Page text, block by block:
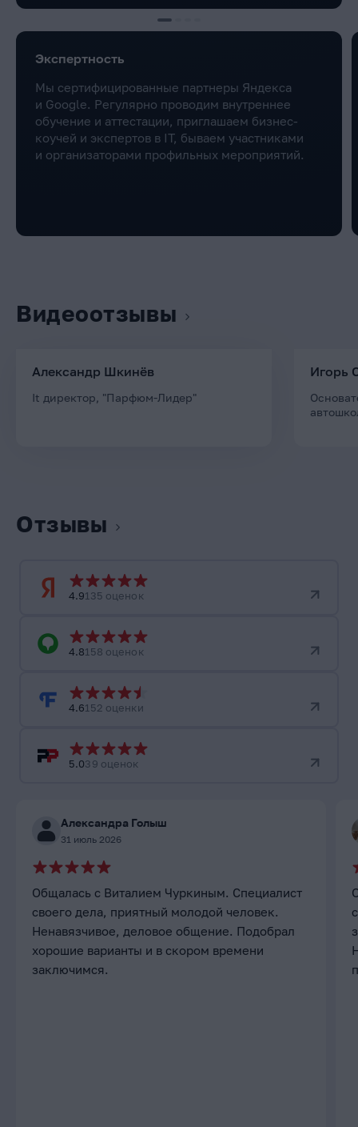
Экспертность
Мы сертифицированные партнеры Яндекса
и Google. Регулярно проводим внутреннее
обучение и аттестации, приглашаем бизнес-
коучей и экспертов в IT, бываем участниками
и организаторами профильных мероприятий.
Видеоотзывы
Александр Шкинёв
It директор, "Парфюм-Лидер"
Игорь
Отзывы
4.9135 оценок
4.8158 оценок
4.6152 оценки
5.039 оценок
Александра Голыш
31 июль 2026
Общалась с Виталием Чуркиным. Специалист
своего дела, приятный молодой человек.
Ненавязчивое, деловое общение. Подобрал
хорошие варианты и в скором времени
заключимся.